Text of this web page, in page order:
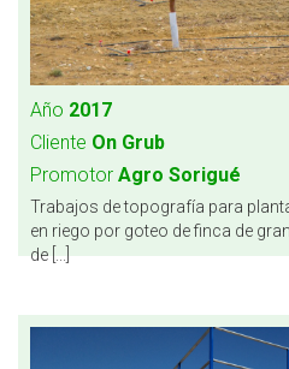
Año 2017
Cliente On Grub
Promotor Agro Sorigué
Trabajos de topografía para
en riego por goteo de finca de
de [...]